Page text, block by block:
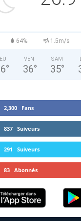
64% 1.5m/s
°
VEN
36°
SAM
35°
2,300 Fans
837 Suiveurs
291 Suiveurs
83 Abonnés